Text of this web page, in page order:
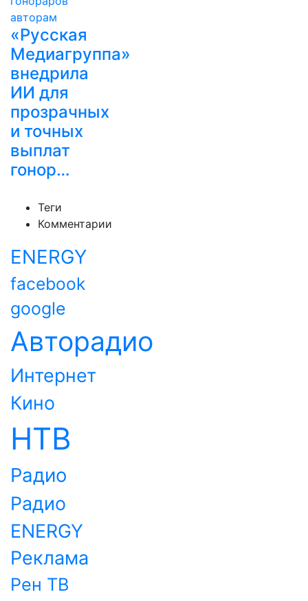
«Русская
Медиагруппа»
внедрила
ИИ для
прозрачных
и точных
выплат
гонор…
Теги
Комментарии
ENERGY
facebook
google
Авторадио
Интернет
Кино
НТВ
Радио
Радио
ENERGY
Реклама
Рен ТВ